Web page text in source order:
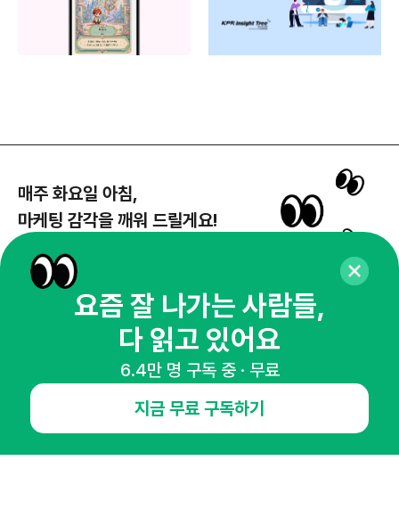
매주 화요일 아침,
마케팅 감각을 깨워 드릴게요!
뉴스레터 구독하기
오픈애즈란 공지사항 제휴문의
인사이터 신청
요즘 잘 나가는 사람들,
다 읽고 있어요
6.4만 명 구독 중 · 무료
지금 무료 구독하기